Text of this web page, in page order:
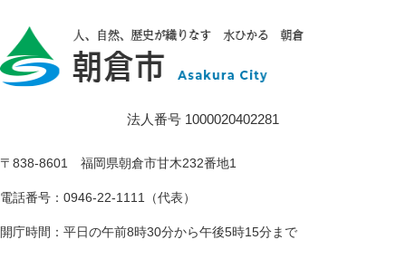
法人番号 1000020402281
〒838-8601 福岡県朝倉市甘木232番地1
電話番号：0946-22-1111（代表）
開庁時間：平日の午前8時30分から午後5時15分まで